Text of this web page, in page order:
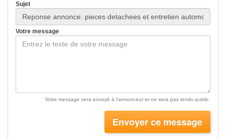
Sujet
Votre message
Votre message sera envoyé à l'annonceur et ne sera pas rendu public.
Envoyer ce message